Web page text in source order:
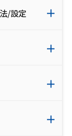
/設定